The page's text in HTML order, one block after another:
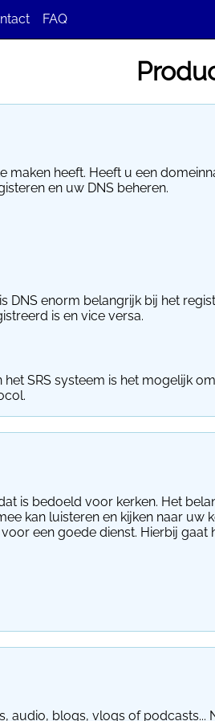
FAQ
heeft. Heeft u een
en uw DNS beheren.
DNS enorm belangrijk bij het
is en vice versa.
SRS systeem is het mogelijk
is bedoeld voor kerken. Het
kan luisteren en kijken naar uw
een goede dienst. Hierbij
audio, blogs, vlogs of podcasts...